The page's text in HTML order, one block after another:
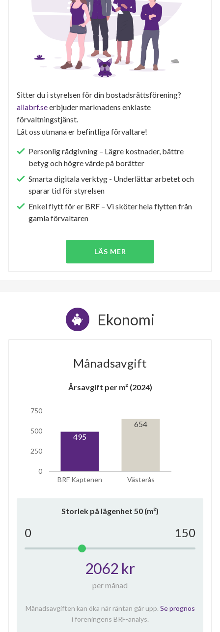
Sitter du i styrelsen för din bostadsrättsförening?
allabrf.seerbjuder marknadens enklaste
förvaltningstjänst.
Låt oss utmana er befintliga förvaltare!
Personlig rådgivning – Lägre kostnader, bättre
betyg och högre värde på borätter
Smarta digitala verktyg - Underlättar arbetet och
sparar tid för styrelsen
Enkel flytt för er BRF – Vi sköter hela flytten från
gamla förvaltaren
LÄS MER
Ekonomi
Månadsavgift
Årsavgift per m² (2024)
BRF Kaptenen Västerås
0
250
500
750
495
654
Storlek på lägenhet 50 (m²)
0 150
2062 kr
per månad
Månadsavgiften kan öka när räntan går upp. Se prognos
i föreningens BRF-analys.